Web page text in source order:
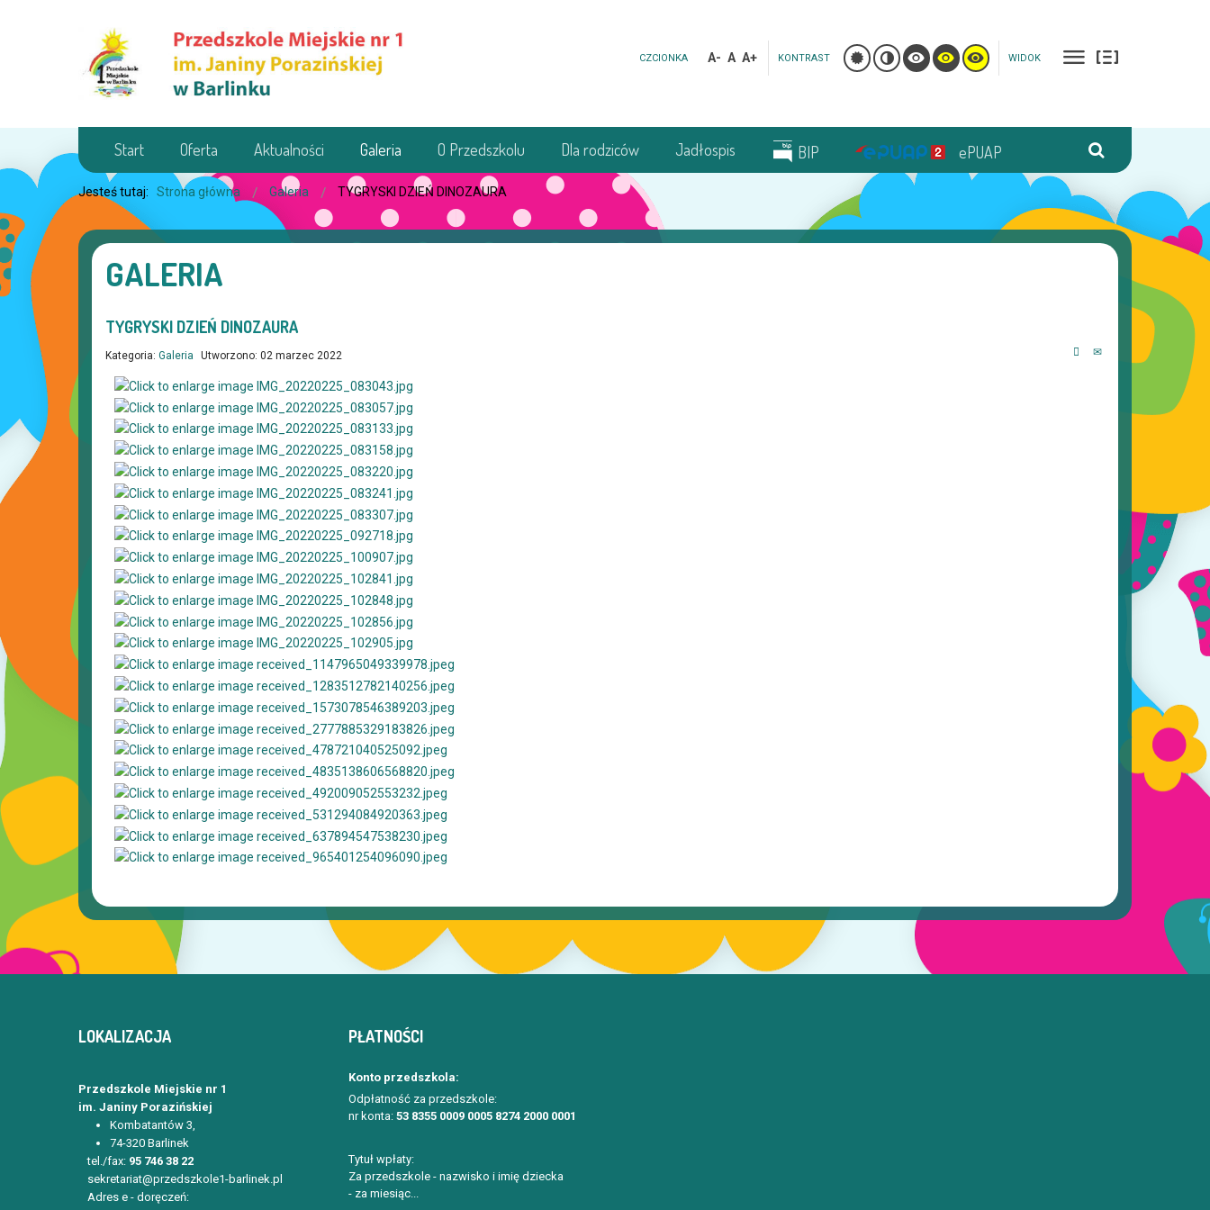
CZCIONKA A- A A+ KONTRAST WIDOK
Start Oferta Aktualności Galeria O Przedszkolu Dla rodziców Jadłospis BIP ePUAP
Jesteś tutaj: Strona główna Galeria TYGRYSKI DZIEŃ DINOZAURA
GALERIA
TYGRYSKI DZIEŃ DINOZAURA
Kategoria: Galeria Utworzono: 02 marzec 2022
LOKALIZACJA
Przedszkole Miejskie nr 1
im. Janiny Porazińskiej
Kombatantów 3,
74-320 Barlinek
tel./fax: 95 746 38 22
sekretariat@przedszkole1-barlinek.pl
Adres e - doręczeń:
PŁATNOŚCI
Konto przedszkola:
Odpłatność za przedszkole:
nr konta: 53 8355 0009 0005 8274 2000 0001
Tytuł wpłaty:
Za przedszkole - nazwisko i imię dziecka
- za miesiąc...